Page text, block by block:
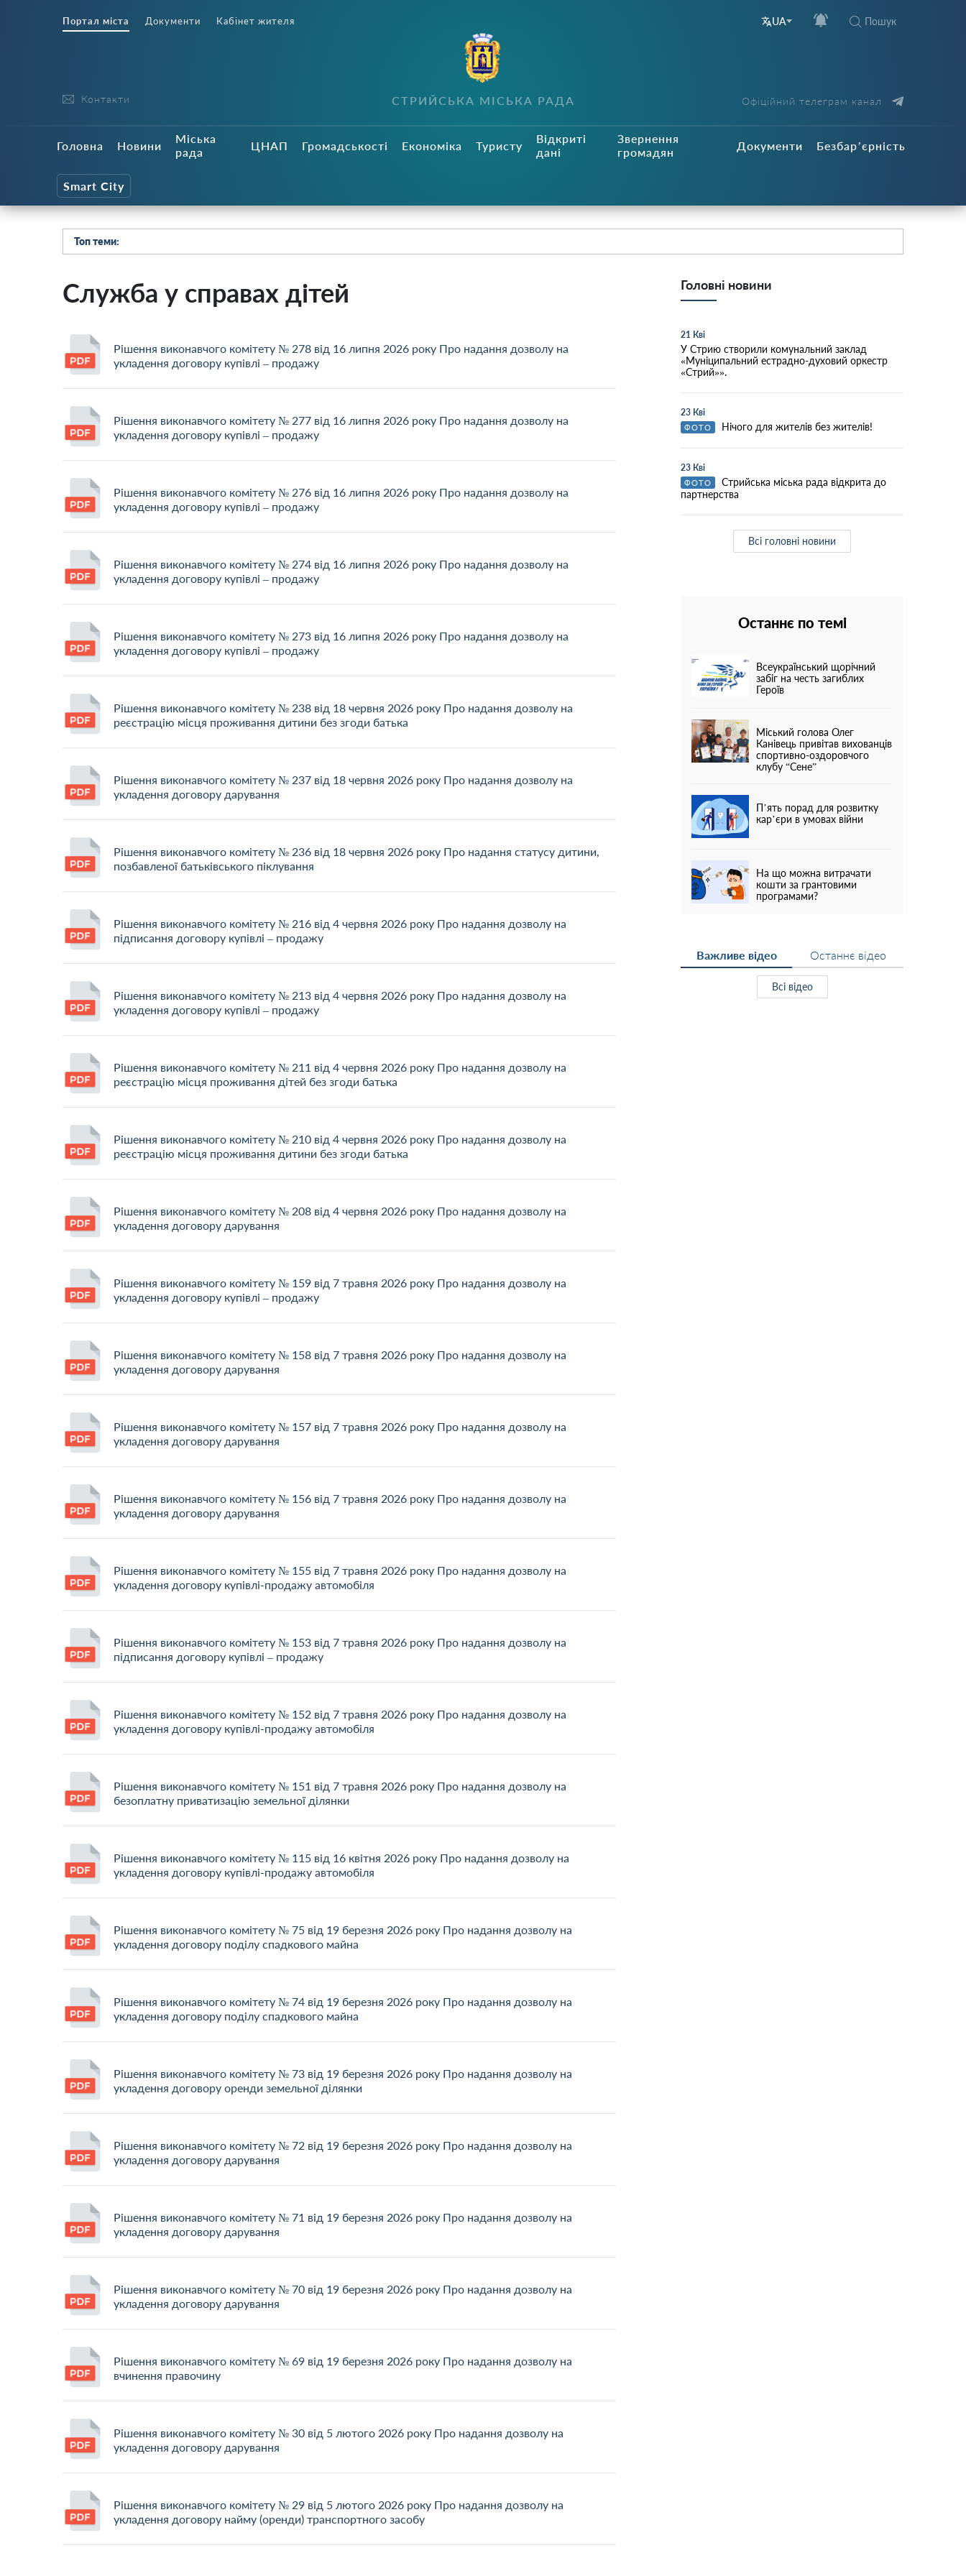
Портал міста Документи Кабінет жителя UA Пошук
Контакти СТРИЙСЬКА МІСЬКА РАДА Офіційний телеграм канал
Головна Новини
Міська
рада
ЦНАП Громадськості Економіка Туристу
Відкриті
дані
Звернення
громадян
Документи Безбар’єрність
Smart City
Топ теми:
Служба у справах дітей
Рішення виконавчого комітету № 278 від 16 липня 2026 року Про надання дозволу на
укладення договору купівлі – продажу
Рішення виконавчого комітету № 277 від 16 липня 2026 року Про надання дозволу на
укладення договору купівлі – продажу
Рішення виконавчого комітету № 276 від 16 липня 2026 року Про надання дозволу на
укладення договору купівлі – продажу
Рішення виконавчого комітету № 274 від 16 липня 2026 року Про надання дозволу на
укладення договору купівлі – продажу
Рішення виконавчого комітету № 273 від 16 липня 2026 року Про надання дозволу на
укладення договору купівлі – продажу
Рішення виконавчого комітету № 238 від 18 червня 2026 року Про надання дозволу на
реєстрацію місця проживання дитини без згоди батька
Рішення виконавчого комітету № 237 від 18 червня 2026 року Про надання дозволу на
укладення договору дарування
Рішення виконавчого комітету № 236 від 18 червня 2026 року Про надання статусу дитини,
позбавленої батьківського піклування
Рішення виконавчого комітету № 216 від 4 червня 2026 року Про надання дозволу на
підписання договору купівлі – продажу
Рішення виконавчого комітету № 213 від 4 червня 2026 року Про надання дозволу на
укладення договору купівлі – продажу
Рішення виконавчого комітету № 211 від 4 червня 2026 року Про надання дозволу на
реєстрацію місця проживання дітей без згоди батька
Рішення виконавчого комітету № 210 від 4 червня 2026 року Про надання дозволу на
реєстрацію місця проживання дитини без згоди батька
Рішення виконавчого комітету № 208 від 4 червня 2026 року Про надання дозволу на
укладення договору дарування
Рішення виконавчого комітету № 159 від 7 травня 2026 року Про надання дозволу на
укладення договору купівлі – продажу
Рішення виконавчого комітету № 158 від 7 травня 2026 року Про надання дозволу на
укладення договору дарування
Рішення виконавчого комітету № 157 від 7 травня 2026 року Про надання дозволу на
укладення договору дарування
Рішення виконавчого комітету № 156 від 7 травня 2026 року Про надання дозволу на
укладення договору дарування
Рішення виконавчого комітету № 155 від 7 травня 2026 року Про надання дозволу на
укладення договору купівлі-продажу автомобіля
Рішення виконавчого комітету № 153 від 7 травня 2026 року Про надання дозволу на
підписання договору купівлі – продажу
Рішення виконавчого комітету № 152 від 7 травня 2026 року Про надання дозволу на
укладення договору купівлі-продажу автомобіля
Рішення виконавчого комітету № 151 від 7 травня 2026 року Про надання дозволу на
безоплатну приватизацію земельної ділянки
Рішення виконавчого комітету № 115 від 16 квітня 2026 року Про надання дозволу на
укладення договору купівлі-продажу автомобіля
Рішення виконавчого комітету № 75 від 19 березня 2026 року Про надання дозволу на
укладення договору поділу спадкового майна
Рішення виконавчого комітету № 74 від 19 березня 2026 року Про надання дозволу на
укладення договору поділу спадкового майна
Рішення виконавчого комітету № 73 від 19 березня 2026 року Про надання дозволу на
укладення договору оренди земельної ділянки
Рішення виконавчого комітету № 72 від 19 березня 2026 року Про надання дозволу на
укладення договору дарування
Рішення виконавчого комітету № 71 від 19 березня 2026 року Про надання дозволу на
укладення договору дарування
Рішення виконавчого комітету № 70 від 19 березня 2026 року Про надання дозволу на
укладення договору дарування
Рішення виконавчого комітету № 69 від 19 березня 2026 року Про надання дозволу на
вчинення правочину
Рішення виконавчого комітету № 30 від 5 лютого 2026 року Про надання дозволу на
укладення договору дарування
Рішення виконавчого комітету № 29 від 5 лютого 2026 року Про надання дозволу на
укладення договору найму (оренди) транспортного засобу
Головні новини
21 Кві
У Стрию створили комунальний заклад
«Муніципальний естрадно-духовий оркестр
«Стрий»».
23 Кві
ФОТО Нічого для жителів без жителів!
23 Кві
ФОТО
Стрийська міська рада відкрита до
партнерства
Всі головні новини
Останнє по темі
Всеукраїнський щорічний
забіг на честь загиблих
Героїв
Міський голова Олег
Канівець привітав вихованців
спортивно-оздоровчого
клубу “Сене”
П’ять порад для розвитку
кар’єри в умовах війни
На що можна витрачати
кошти за грантовими
програмами?
Важливе відео Останнє відео
Всі відео